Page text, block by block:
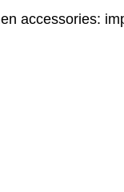
accessories: